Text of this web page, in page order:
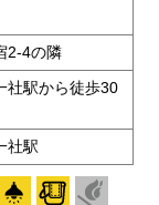
2-4の隣
社駅から徒歩30
社駅